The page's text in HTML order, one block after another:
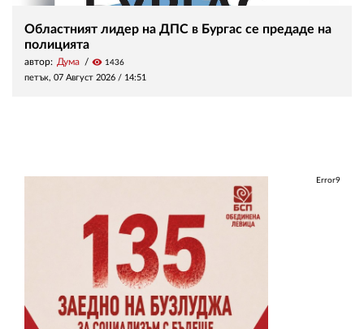
Областният лидер на ДПС в Бургас се предаде на
полицията
автор: Дума visibility 1436
петък, 07 Август 2026 / 14:51
Error9